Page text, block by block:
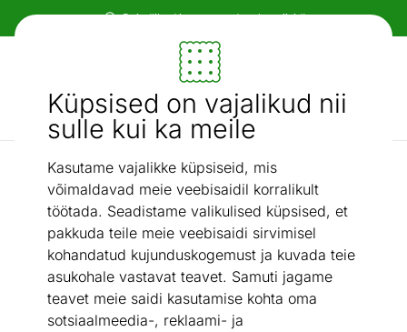
Küpsised on vajalikud nii
sulle kui ka meile
Kasutame vajalikke küpsiseid, mis
võimaldavad meie veebisaidil korralikult
töötada. Seadistame valikulised küpsised, et
pakkuda teile meie veebisaidi sirvimisel
kohandatud kujunduskogemust ja kuvada teie
asukohale vastavat teavet. Samuti jagame
teavet meie saidi kasutamise kohta oma
sotsiaalmeedia-, reklaami- ja
Paindlikud ja mugavad makseviisid!
Mööbel ja sisustus - ON24
Otsi...
AI otsing
Kott-toolid / Kott-tool 350 l